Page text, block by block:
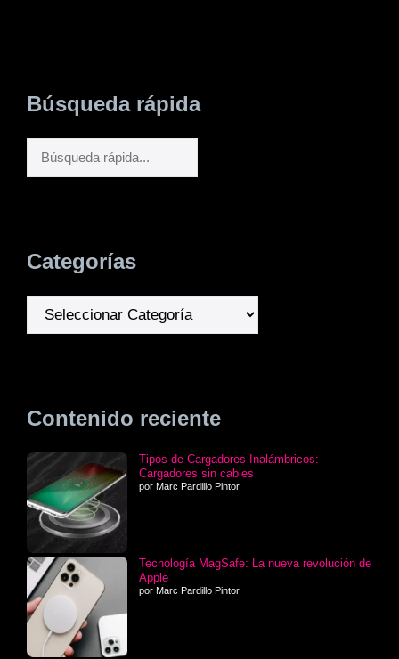
Búsqueda rápida
Categorías
Contenido reciente
Tipos de Cargadores Inalámbricos:
Cargadores sin cables
por Marc Pardillo Pintor
Tecnología MagSafe: La nueva revolución de
Apple
por Marc Pardillo Pintor